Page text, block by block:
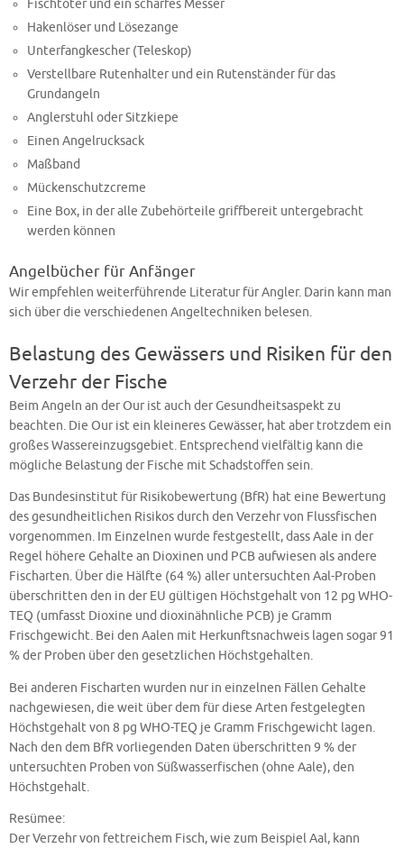
Fischtöter und ein scharfes Messer
Hakenlöser und Lösezange
Unterfangkescher (Teleskop)
Verstellbare Rutenhalter und ein Rutenständer für das
Grundangeln
Anglerstuhl oder Sitzkiepe
Einen Angelrucksack
Maßband
Mückenschutzcreme
Eine Box, in der alle Zubehörteile griffbereit untergebracht
werden können
Angelbücher für Anfänger
Wir empfehlen weiterführende Literatur für Angler. Darin kann man
sich über die verschiedenen Angeltechniken belesen.
Belastung des Gewässers und Risiken für den
Verzehr der Fische
Beim Angeln an der Our ist auch der Gesundheitsaspekt zu
beachten. Die Our ist ein kleineres Gewässer, hat aber trotzdem ein
großes Wassereinzugsgebiet. Entsprechend vielfältig kann die
mögliche Belastung der Fische mit Schadstoffen sein.
Das Bundesinstitut für Risikobewertung (BfR) hat eine Bewertung
des gesundheitlichen Risikos durch den Verzehr von Flussfischen
vorgenommen. Im Einzelnen wurde festgestellt, dass Aale in der
Regel höhere Gehalte an Dioxinen und PCB aufwiesen als andere
Fischarten. Über die Hälfte (64 %) aller untersuchten Aal-Proben
überschritten den in der EU gültigen Höchstgehalt von 12 pg WHO-
TEQ (umfasst Dioxine und dioxinähnliche PCB) je Gramm
Frischgewicht. Bei den Aalen mit Herkunftsnachweis lagen sogar 91
% der Proben über den gesetzlichen Höchstgehalten.
Bei anderen Fischarten wurden nur in einzelnen Fällen Gehalte
nachgewiesen, die weit über dem für diese Arten festgelegten
Höchstgehalt von 8 pg WHO-TEQ je Gramm Frischgewicht lagen.
Nach den dem BfR vorliegenden Daten überschritten 9 % der
untersuchten Proben von Süßwasserfischen (ohne Aale), den
Höchstgehalt.
Resümee:
Der Verzehr von fettreichem Fisch, wie zum Beispiel Aal, kann